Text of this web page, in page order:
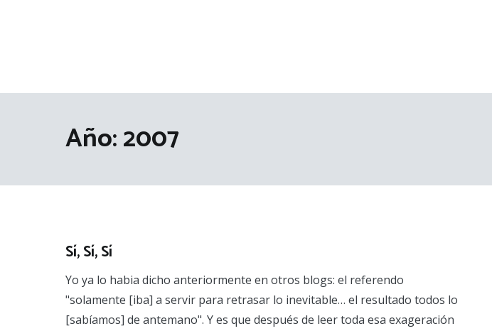
Año:2007
Sí, Sí, Sí
Yo ya lo habia dicho anteriormente en otros blogs: el referendo
"solamente [iba] a servir para retrasar lo inevitable… el resultado todos lo
[sabíamos] de antemano". Y es que después de leer toda esa exageración